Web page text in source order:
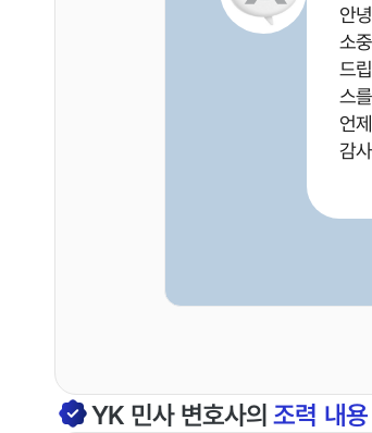
안
소
드
스
언
감
YK 민사변호사의조력 내용